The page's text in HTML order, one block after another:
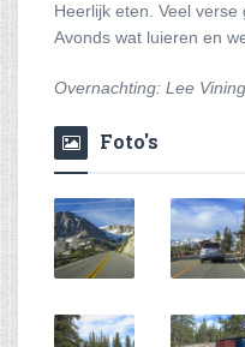
Heerlijk eten. Veel verse
Avonds wat luieren en
Overnachting: Lee
Foto's